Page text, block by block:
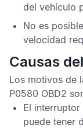
del vehículo
No es
velocidad
Causas
Los motivos de
P0580 OBD2
El
puede tener